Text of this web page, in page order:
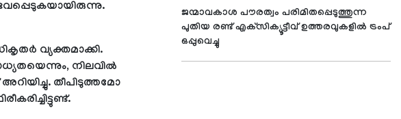
വ്യക്തമാക്കി.
നിലവില്‍
തീപിടുത്തമോ
ജന്മാവകാശ പൗരത്വം പരിമിതപ്പെടുത്തുന്ന
പുതിയ രണ്ട് എക്‌സിക്യൂട്ടീവ് ഉത്തരവുകളില്‍ ട്രംപ്
ഒപ്പുവെച്ചു